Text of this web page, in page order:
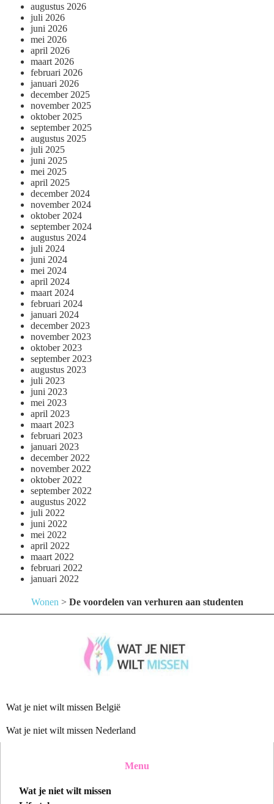
augustus 2026
juli 2026
juni 2026
mei 2026
april 2026
maart 2026
februari 2026
januari 2026
december 2025
november 2025
oktober 2025
september 2025
augustus 2025
juli 2025
juni 2025
mei 2025
april 2025
december 2024
november 2024
oktober 2024
september 2024
augustus 2024
juli 2024
juni 2024
mei 2024
april 2024
maart 2024
februari 2024
januari 2024
december 2023
november 2023
oktober 2023
september 2023
augustus 2023
juli 2023
juni 2023
mei 2023
april 2023
maart 2023
februari 2023
januari 2023
december 2022
november 2022
oktober 2022
september 2022
augustus 2022
juli 2022
juni 2022
mei 2022
april 2022
maart 2022
februari 2022
januari 2022
Wonen > De voordelen van verhuren aan studenten
Wat je niet wilt missen België
Wat je niet wilt missen Nederland
Menu
Wat je niet wilt missen